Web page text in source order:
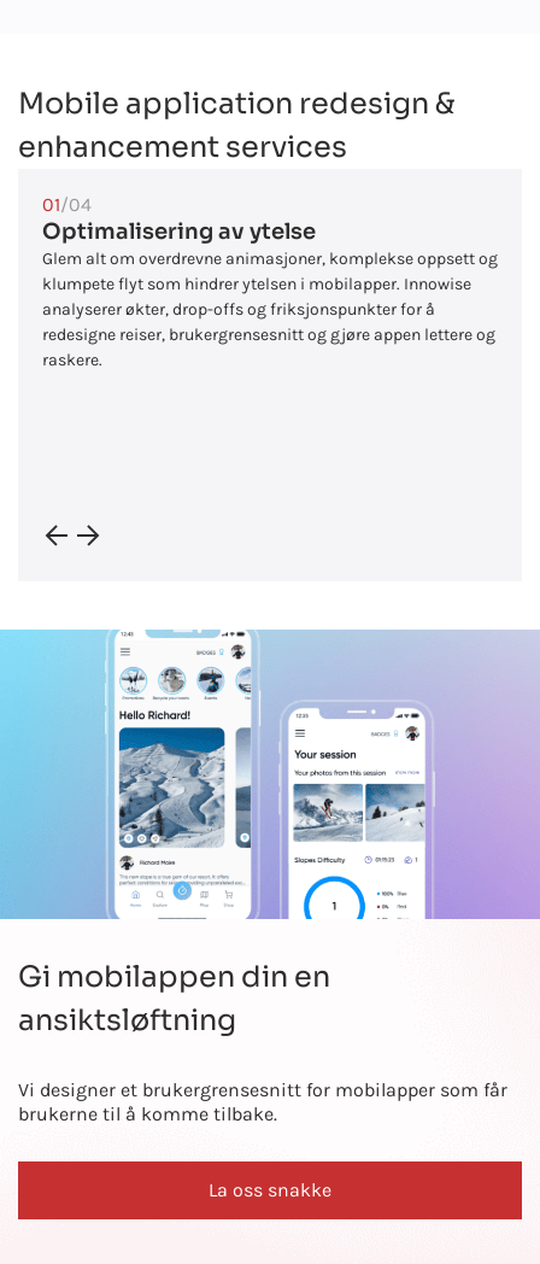
Mobile application redesign &
enhancement services
01/04
Optimalisering av ytelse
Glem alt om overdrevne animasjoner, komplekse oppsett og
klumpete flyt som hindrer ytelsen i mobilapper. Innowise
analyserer økter, drop-offs og friksjonspunkter for å
redesigne reiser, brukergrensesnitt og gjøre appen lettere og
raskere.
Gi mobilappen din en
ansiktsløftning
Vi designer et brukergrensesnitt for mobilapper som får
brukerne til å komme tilbake.
La oss snakke